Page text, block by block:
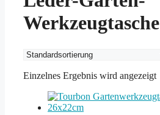
Werkzeugtasche
Einzelnes Ergebnis wird angezeigt